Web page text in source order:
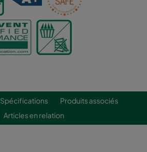
Spécifications
Produits associés
Articles en relation